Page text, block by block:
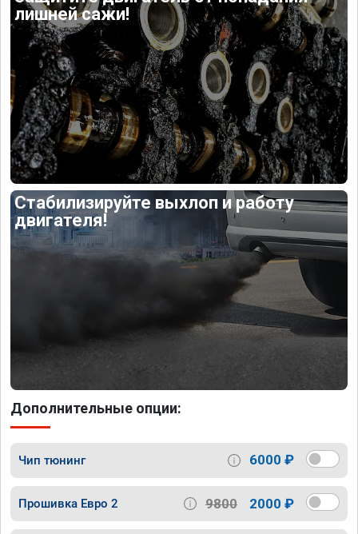
лишней сажи!
Стабилизируйте выхлоп и работу
двигателя!
Дополнительные опции:
Чип тюнинг 6000 ₽
Прошивка Евро 2 9800 2000 ₽